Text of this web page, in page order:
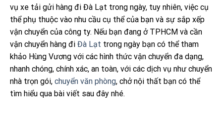
vụ xe tải gửi hàng đi Đà Lạt trong ngày, tuy nhiên, việc cụ
thể phụ thuộc vào nhu cầu cụ thể của bạn và sự sắp xếp
vận chuyển của công ty. Nếu bạn đang ở TPHCM và cần
vận chuyển hàng đi Đà Lạt trong ngày bạn có thể tham
khảo Hùng Vương với các hình thức vận chuyển đa dạng,
nhanh chóng, chính xác, an toàn, với các dịch vụ như chuyển
nhà trọn gói, chuyển văn phòng, chở nội thất bạn có thể
tìm hiểu qua bài viết sau đây nhé.